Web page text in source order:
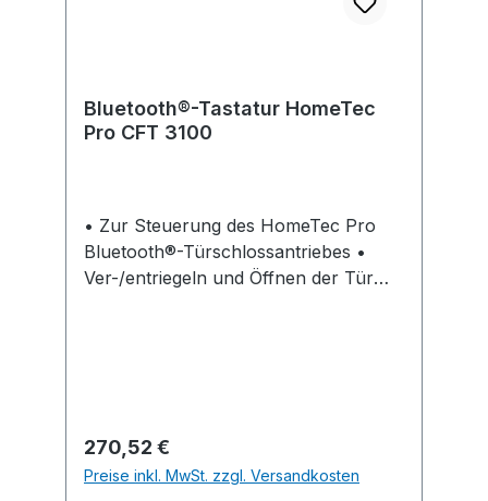
Bluetooth®-Tastatur HomeTec
Pro CFT 3100
• Zur Steuerung des HomeTec Pro
Bluetooth®-Türschlossantriebes •
Ver-/entriegeln und Öffnen der Tür
Montage • Maximale Sicherheit durch
AES-128-Bit Verschlüsselung und
ABUS Keycard • Bluetooth®-
Regulärer Preis:
270,52 €
Preise inkl. MwSt. zzgl. Versandkosten